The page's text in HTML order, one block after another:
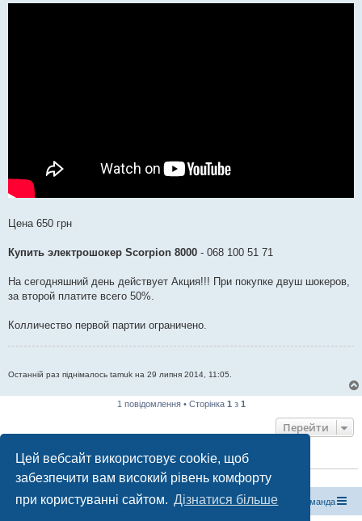
Цей вебсайт використовує cookie, щоб
забезпечити вам високий рівень комфорту
при користуванні сайтом. Дізнатися більше
Цена 650 грн
Купить электрошокер Scorpion 8000 - 068 100 51 71
На сегодняшний день действует Акция!!! При покупке двуш шокеров,
за второй платите всего 50%.
Колличество первой партии ограничено.
Останній раз піднімалось tamuk на 29 липня 2014, 11:05.
1 повідомлення • Сторінка 1 з 1
Перейти
ХТО ЗАРАЗ ОНЛАЙН
Зараз переглядають цей форум:ClaudeBot [бот ШІ]і 1 гість
Магазин спорядження Туристичний форум «Рюкзак» Команда